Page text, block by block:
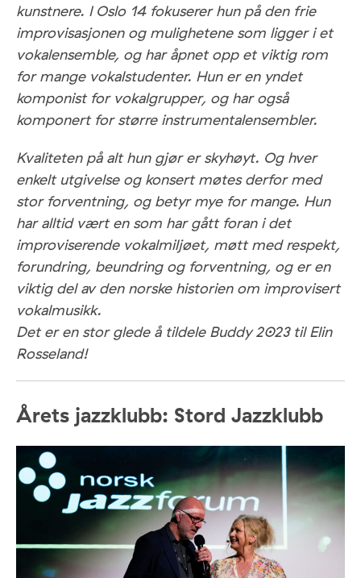
kunstnere. I Oslo 14 fokuserer hun på den frie
improvisasjonen og mulighetene som ligger i et
vokalensemble, og har åpnet opp et viktig rom
for mange vokalstudenter. Hun er en yndet
komponist for vokalgrupper, og har også
komponert for større instrumentalensembler.
Kvaliteten på alt hun gjør er skyhøyt. Og hver
enkelt utgivelse og konsert møtes derfor med
stor forventning, og betyr mye for mange. Hun
har alltid vært en som har gått foran i det
improviserende vokalmiljøet, møtt med respekt,
forundring, beundring og forventning, og er en
viktig del av den norske historien om improvisert
vokalmusikk.
Det er en stor glede å tildele Buddy 2023 til Elin
Rosseland!
Årets jazzklubb: Stord Jazzklubb